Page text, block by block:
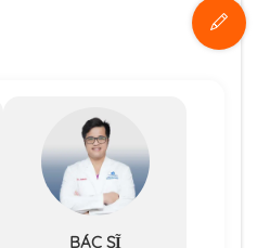
BÁC SĨ